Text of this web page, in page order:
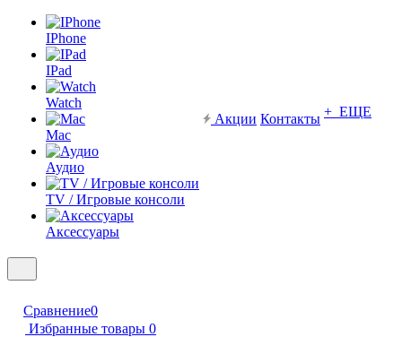
IPhone
IPad
Watch
Mac
Аудио
TV / Игровые консоли
Аксессуары
Акции Контакты + ЕЩЕ
Сравнение0
Избранные товары 0